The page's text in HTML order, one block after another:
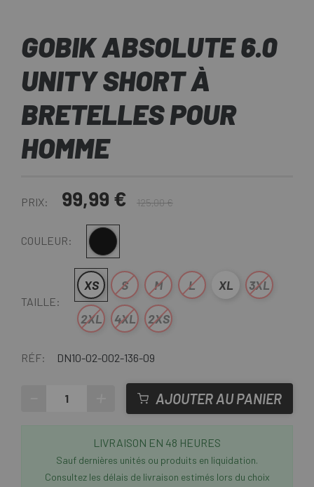
GOBIK ABSOLUTE 6.0
UNITY SHORT À
BRETELLES POUR
HOMME
PRIX: 99,99 € 125,00 €
COULEUR:
TAILLE:
XS S M L XL 3XL
2XL 4XL 2XS
RÉF: DN10-02-002-136-09
AJOUTER AU PANIER
LIVRAISON EN 48 HEURES
Sauf dernières unités ou produits en liquidation.
Consultez les délais de livraison estimés lors du choix